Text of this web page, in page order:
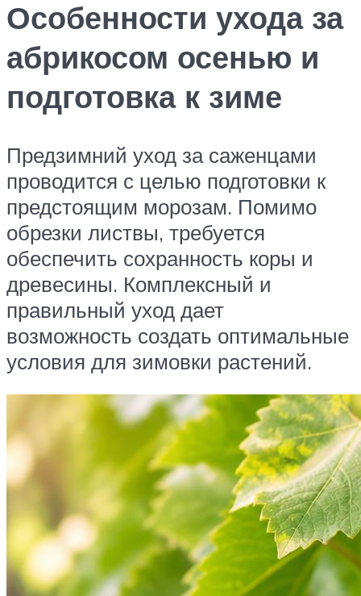
Особенности ухода за
абрикосом осенью и
подготовка к зиме
Предзимний уход за саженцами
проводится с целью подготовки к
предстоящим морозам. Помимо
обрезки листвы, требуется
обеспечить сохранность коры и
древесины. Комплексный и
правильный уход дает
возможность создать оптимальные
условия для зимовки растений.